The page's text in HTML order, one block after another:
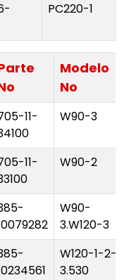
PC220-1
Modelo
No
11-
W90-3
11-
W90-2
W90-
3.W120-3
W120-1-2-
3.530